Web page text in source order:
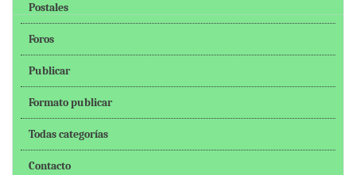
Postales
Foros
Publicar
Formato publicar
Todas categorías
Contacto